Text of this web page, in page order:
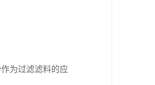
为过滤滤料的应